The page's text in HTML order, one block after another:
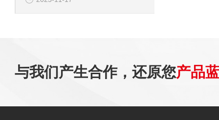
与我们产生合作，还原您产品